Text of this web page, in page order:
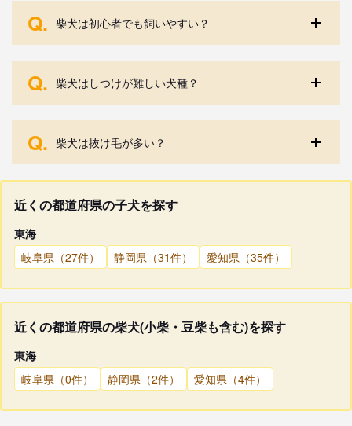
Q. 柴犬は初心者でも飼いやすい？
Q. 柴犬はしつけが難しい犬種？
Q. 柴犬は抜け毛が多い？
近くの都道府県の子犬を探す
東海
岐阜県（27件）
静岡県（31件） 愛知県（35件）
近くの都道府県の柴犬(小柴・豆柴も含む)を探す
東海
岐阜県（0件）
静岡県（2件） 愛知県（4件）